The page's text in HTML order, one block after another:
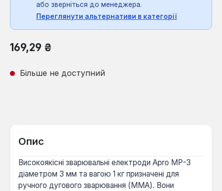
або зверніться до менеджера.
Переглянути альтернативи в категорії
Звичайна ціна:
169,29 ₴
Більше не доступний
Опис
Високоякісні зварювальні електроди Apro МР-3
діаметром 3 мм та вагою 1 кг призначені для
ручного дугового зварювання (MMA). Вони